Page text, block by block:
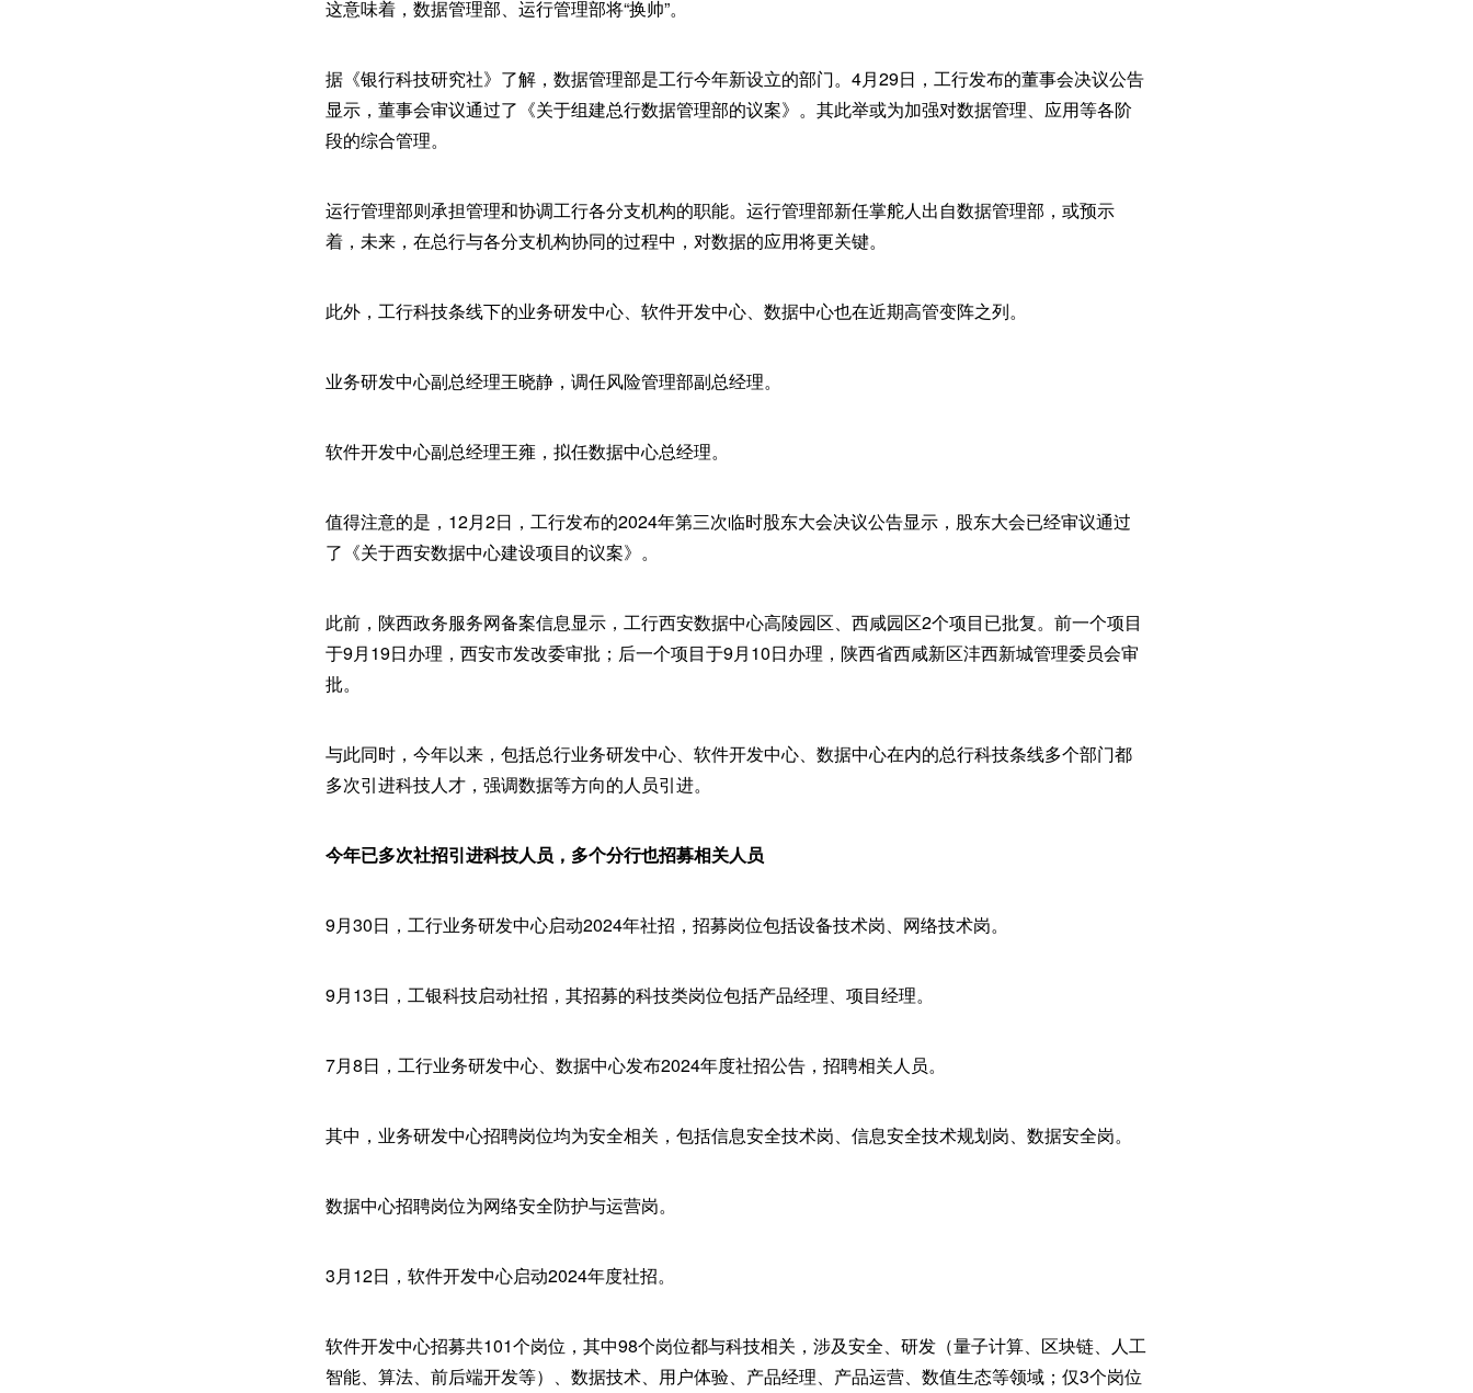
这意味着，数据管理部、运行管理部将“换帅”。
据《银行科技研究社》了解，数据管理部是工行今年新设立的部门。4月29日，工行发布的董事会决议公告
显示，董事会审议通过了《关于组建总行数据管理部的议案》。其此举或为加强对数据管理、应用等各阶
段的综合管理。
运行管理部则承担管理和协调工行各分支机构的职能。运行管理部新任掌舵人出自数据管理部，或预示
着，未来，在总行与各分支机构协同的过程中，对数据的应用将更关键。
此外，工行科技条线下的业务研发中心、软件开发中心、数据中心也在近期高管变阵之列。
业务研发中心副总经理王晓静，调任风险管理部副总经理。
软件开发中心副总经理王雍，拟任数据中心总经理。
值得注意的是，12月2日，工行发布的2024年第三次临时股东大会决议公告显示，股东大会已经审议通过
了《关于西安数据中心建设项目的议案》。
此前，陕西政务服务网备案信息显示，工行西安数据中心高陵园区、西咸园区2个项目已批复。前一个项目
于9月19日办理，西安市发改委审批；后一个项目于9月10日办理，陕西省西咸新区沣西新城管理委员会审
批。
与此同时，今年以来，包括总行业务研发中心、软件开发中心、数据中心在内的总行科技条线多个部门都
多次引进科技人才，强调数据等方向的人员引进。
今年已多次社招引进科技人员，多个分行也招募相关人员
9月30日，工行业务研发中心启动2024年社招，招募岗位包括设备技术岗、网络技术岗。
9月13日，工银科技启动社招，其招募的科技类岗位包括产品经理、项目经理。
7月8日，工行业务研发中心、数据中心发布2024年度社招公告，招聘相关人员。
其中，业务研发中心招聘岗位均为安全相关，包括信息安全技术岗、信息安全技术规划岗、数据安全岗。
数据中心招聘岗位为网络安全防护与运营岗。
3月12日，软件开发中心启动2024年度社招。
软件开发中心招募共101个岗位，其中98个岗位都与科技相关，涉及安全、研发（量子计算、区块链、人工
智能、算法、前后端开发等）、数据技术、用户体验、产品经理、产品运营、数值生态等领域；仅3个岗位